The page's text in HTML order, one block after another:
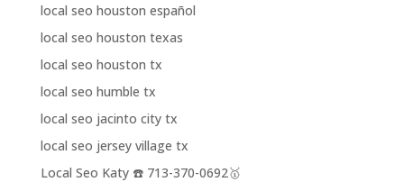
local seo houston español
local seo houston texas
local seo houston tx
local seo humble tx
local seo jacinto city tx
local seo jersey village tx
Local Seo Katy ☎️ 713-370-0692🥇